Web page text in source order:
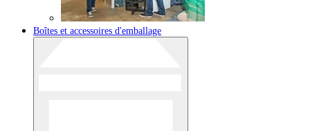
Boîtes et accessoires d'emballage